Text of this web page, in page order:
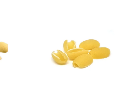
essere
scelte
nella
pagina